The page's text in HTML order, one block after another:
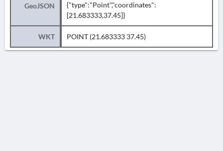
GeoJSON
{"type":"Point","coordinates":
[21.683333,37.45]}
WKT POINT (21.683333 37.45)